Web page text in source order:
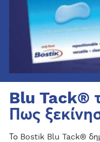
Blu Tack®
Πως
Το Bostik Blu Tack®